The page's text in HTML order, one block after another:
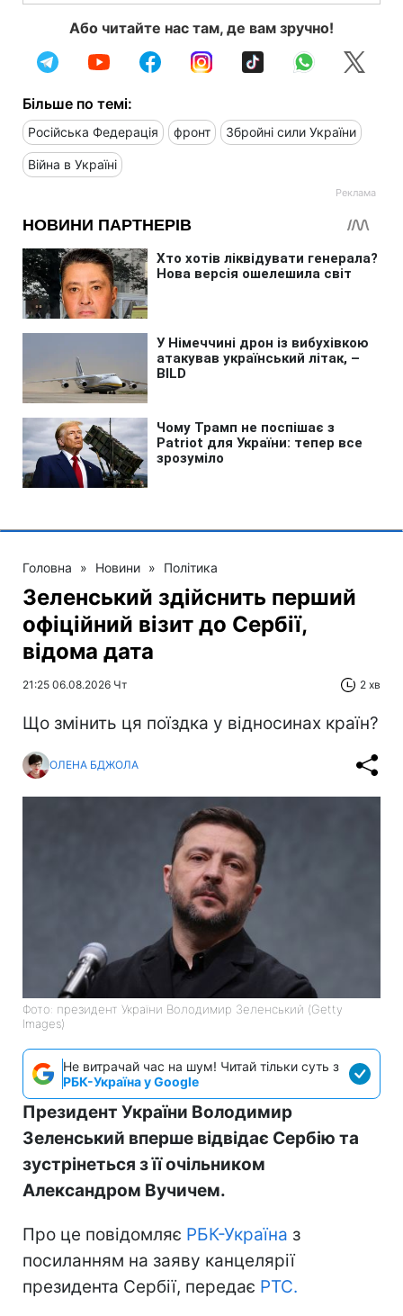
Або читайте нас там, де вам зручно!
Більше по темі:
Російська Федерація фронт Збройні сили України
Війна в Україні
Головна » Новини » Політика
Зеленський здійснить перший
офіційний візит до Сербії,
відома дата
21:25 06.08.2026 Чт 2 хв
Що змінить ця поїздка у відносинах країн?
ОЛЕНА БДЖОЛА
Фото: президент України Володимир Зеленський (Getty
Images)
Не витрачай час на шум! Читай тільки суть з
РБК-Україна у Google
Президент України Володимир
Зеленський вперше відвідає Сербію та
зустрінеться з її очільником
Александром Вучичем.
Про це повідомляє РБК-Україна з
посиланням на заяву канцелярії
президента Сербії, передає РТС.